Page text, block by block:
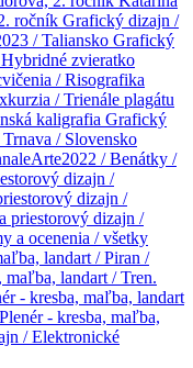
ročník Grafický dizajn /
/ Taliansko Grafický
zvieratko
/ Risografika
/ Trienále plagátu
kaligrafia Grafický
/ Slovensko
/ Benátky /
dizajn /
dizajn /
priestorový dizajn /
a ocenenia / všetky
landart / Piran /
landart / Tren.
- kresba, maľba, landart
- kresba, maľba,
/ Elektronické